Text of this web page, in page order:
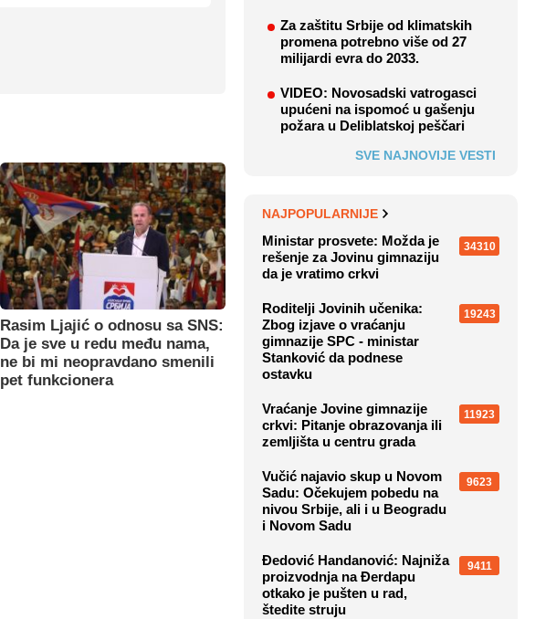
Rasim Ljajić o odnosu sa SNS:
Da je sve u redu među nama,
ne bi mi neopravdano smenili
pet funkcionera
Za zaštitu Srbije od klimatskih
promena potrebno više od 27
milijardi evra do 2033.
VIDEO: Novosadski vatrogasci
upućeni na ispomoć u gašenju
požara u Deliblatskoj peščari
SVE NAJNOVIJE VESTI
NAJPOPULARNIJE
Ministar prosvete: Možda je
rešenje za Jovinu gimnaziju
da je vratimo crkvi
34310
Roditelji Jovinih učenika:
Zbog izjave o vraćanju
gimnazije SPC - ministar
Stanković da podnese
ostavku
19243
Vraćanje Jovine gimnazije
crkvi: Pitanje obrazovanja ili
zemljišta u centru grada
11923
Vučić najavio skup u Novom
Sadu: Očekujem pobedu na
nivou Srbije, ali i u Beogradu
i Novom Sadu
9623
Đedović Handanović: Najniža
proizvodnja na Đerdapu
otkako je pušten u rad,
štedite struju
9411